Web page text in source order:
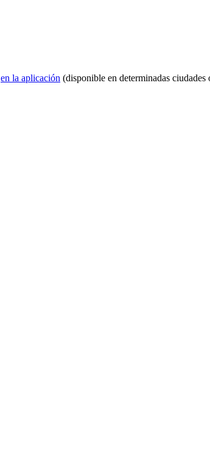
en la aplicación (disponible en determinadas ciudades